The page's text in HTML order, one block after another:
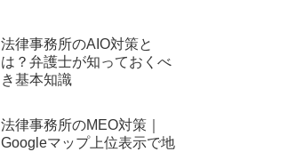
法律事務所のAIO対策と
は？弁護士が知っておくべ
き基本知識
法律事務所のMEO対策｜
Googleマップ上位表示で地